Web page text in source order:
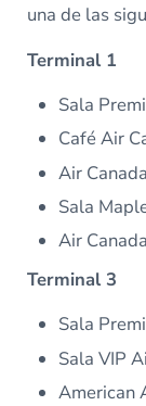
una de las
Terminal 1
Sala
Café Air
Air
Sala
Air
Terminal 3
Sala
Sala VIP
American